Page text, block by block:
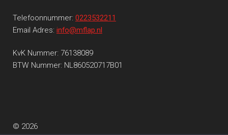
Telefoonnummer: 0223532211
Email Adres: info@mflap.nl
KvK Nummer: 76138089
BTW Nummer: NL860520717B01
© 2026